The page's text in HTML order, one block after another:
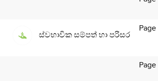
ස්වභාවික සම්පත් හා පරිසර
Page